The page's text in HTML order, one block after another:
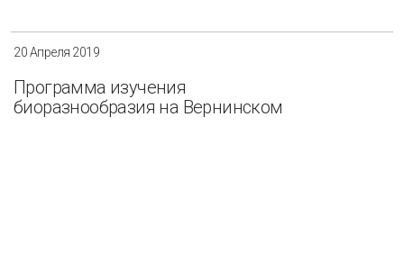
20 Апреля 2019
Программа изучения
биоразнообразия на Вернинском